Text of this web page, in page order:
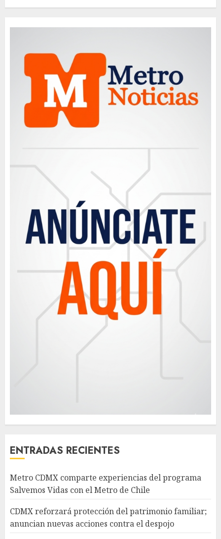
ENTRADAS RECIENTES
Metro CDMX comparte experiencias del programa
Salvemos Vidas con el Metro de Chile
CDMX reforzará protección del patrimonio familiar;
anuncian nuevas acciones contra el despojo